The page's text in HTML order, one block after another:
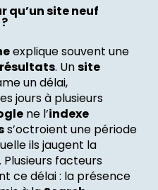
qu’un site neuf
explique souvent une
résultats. Unsite
un délai,
jours à plusieurs
ne l’indexe
s’octroient une période
ils jaugent la
Plusieurs facteurs
ce délai : la présence